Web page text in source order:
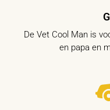
De Vet Cool Man is
en papa en